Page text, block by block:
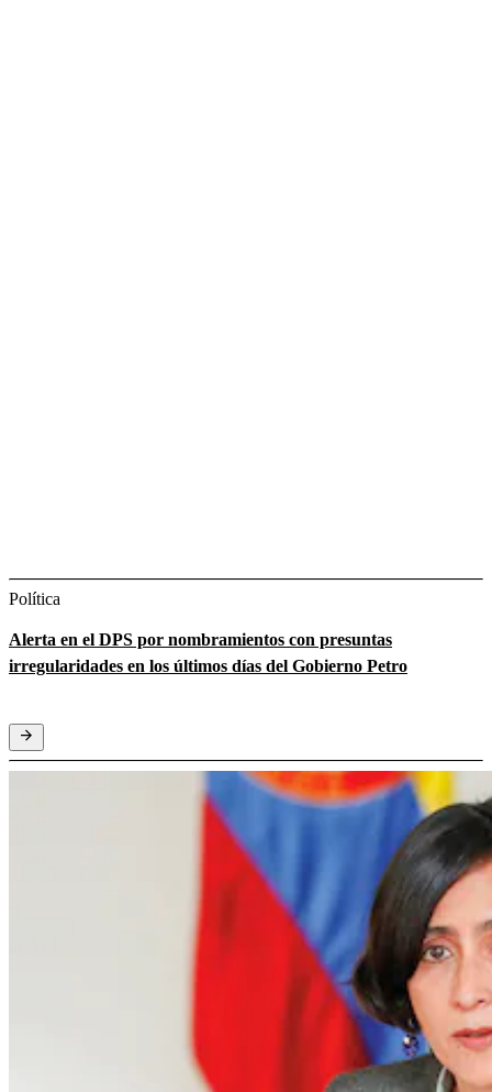
Política
Alerta en el DPS por nombramientos con presuntas
irregularidades en los últimos días del Gobierno Petro